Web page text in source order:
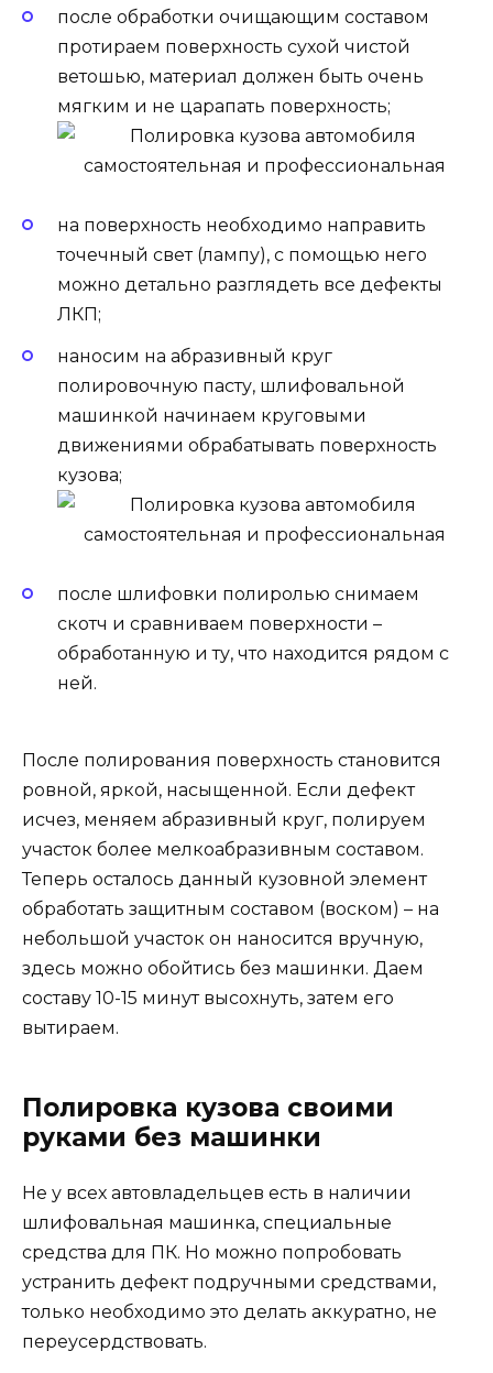
после обработки очищающим составом
протираем поверхность сухой чистой
ветошью, материал должен быть очень
мягким и не царапать поверхность;
на поверхность необходимо направить
точечный свет (лампу), с помощью него
можно детально разглядеть все дефекты
ЛКП;
наносим на абразивный круг
полировочную пасту, шлифовальной
машинкой начинаем круговыми
движениями обрабатывать поверхность
кузова;
после шлифовки полиролью снимаем
скотч и сравниваем поверхности –
обработанную и ту, что находится рядом с
ней.
После полирования поверхность становится
ровной, яркой, насыщенной. Если дефект
исчез, меняем абразивный круг, полируем
участок более мелкоабразивным составом.
Теперь осталось данный кузовной элемент
обработать защитным составом (воском) – на
небольшой участок он наносится вручную,
здесь можно обойтись без машинки. Даем
составу 10-15 минут высохнуть, затем его
вытираем.
Полировка кузова своими
руками без машинки
Не у всех автовладельцев есть в наличии
шлифовальная машинка, специальные
средства для ПК. Но можно попробовать
устранить дефект подручными средствами,
только необходимо это делать аккуратно, не
переусердствовать.